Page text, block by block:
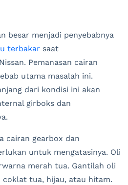
besar menjadi penyebabnya
terbakar saat
Pemanasan cairan
utama masalah ini.
dari kondisi ini akan
girboks dan
cairan gearbox dan
untuk mengatasinya. Oli
merah tua. Gantilah oli
coklat tua, hijau, atau hitam.